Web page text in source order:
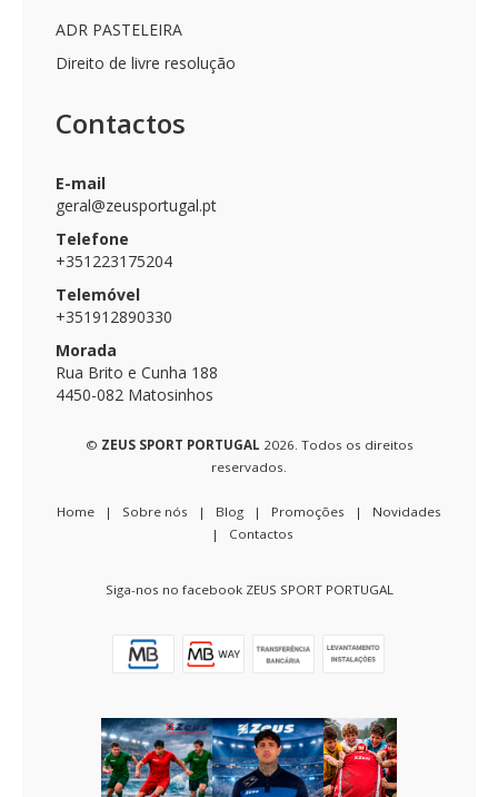
ADR PASTELEIRA
Direito de livre resolução
Contactos
E-mail
geral@zeusportugal.pt
Telefone
+351223175204
Telemóvel
+351912890330
Morada
Rua Brito e Cunha 188
4450-082 Matosinhos
© ZEUS SPORT PORTUGAL 2026. Todos os direitos
reservados.
Home | Sobre nós | Blog | Promoções | Novidades
| Contactos
Siga-nos no facebook ZEUS SPORT PORTUGAL